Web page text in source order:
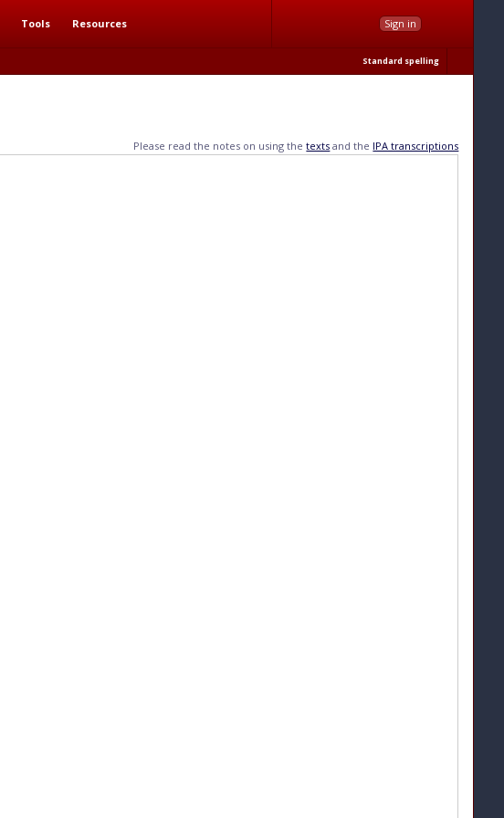
Tools Resources Sign in
Standard spelling
Please read the notes on using thetexts and the IPA transcriptions